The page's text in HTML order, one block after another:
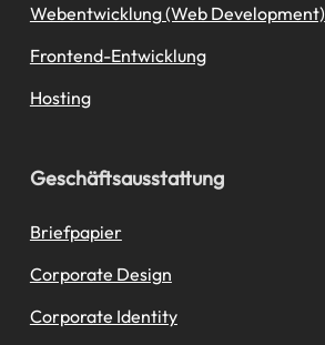
Webentwicklung (Web Development)
Frontend-Entwicklung
Hosting
Geschäftsausstattung
Briefpapier
Corporate Design
Corporate Identity